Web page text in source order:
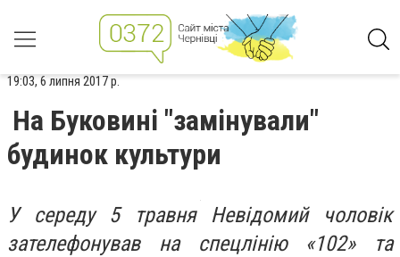
19:03, 6 липня 2017 р.
На Буковині "замінували"
будинок культури
У середу 5 травня Невідомий чоловік
зателефонував на спецлінію «102» та